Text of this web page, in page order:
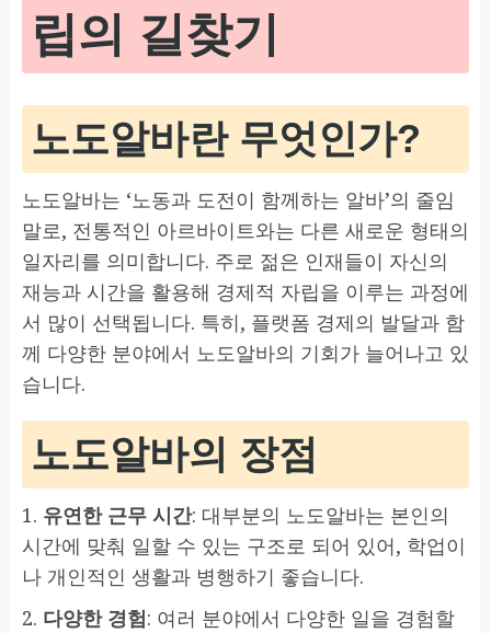
립의 길찾기
노도알바란 무엇인가?
노도알바는 ‘노동과 도전이 함께하는 알바’의 줄임
말로, 전통적인 아르바이트와는 다른 새로운 형태의
일자리를 의미합니다. 주로 젊은 인재들이 자신의
재능과 시간을 활용해 경제적 자립을 이루는 과정에
서 많이 선택됩니다. 특히, 플랫폼 경제의 발달과 함
께 다양한 분야에서 노도알바의 기회가 늘어나고 있
습니다.
노도알바의 장점
1. 유연한 근무 시간: 대부분의 노도알바는 본인의
시간에 맞춰 일할 수 있는 구조로 되어 있어, 학업이
나 개인적인 생활과 병행하기 좋습니다.
2. 다양한 경험: 여러 분야에서 다양한 일을 경험할